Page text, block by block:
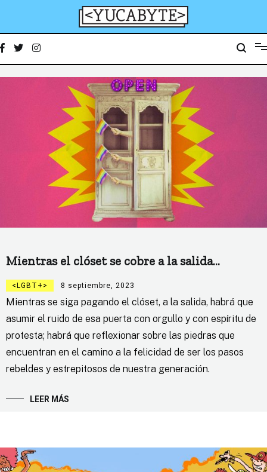
YucaByte
Mientras el clóset se cobre a la salida…
LGBT+ 8 septiembre, 2023
Mientras se siga pagando el clóset, a la salida, habrá que
asumir el ruido de esa puerta con orgullo y con espíritu de
protesta; habrá que reflexionar sobre las piedras que
encuentran en el camino a la felicidad de ser los pasos
rebeldes y estrepitosos de nuestra generación.
LEER MÁS